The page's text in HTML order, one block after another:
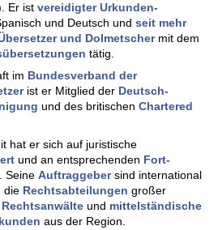
Er ist vereidigter Urkunden­
und Deutsch und seit mehr
und Dolmetschermit dem
tätig.
im Bundes­verband der
ist er Mitglied der Deutsch-
und des britischen Chartered
hat er sich auf juristische
und an entsprechenden Fort­
Seine Auftraggebersind inter­national
die Rechts­abteilungen großer
Rechtsanwälte und mittelständische
aus der Region.